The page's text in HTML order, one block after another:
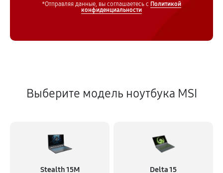
*Отправляя данные, вы соглашаетесь с Политикой
конфиденциальности
Выберите модель ноутбука MSI
Stealth 15M Delta 15